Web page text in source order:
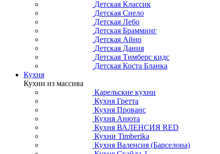
Детская Классик
Детская Сиело
Детская Лебо
Детская Брамминг
Детская Айно
Детская Дания
Детская Тимберс кидс
Детская Коста Бланка
Кухня
Кухни из массива
Карельские кухни
Кухня Гретта
Кухня Прованс
Кухня Анюта
Кухня ВАЛЕНСИЯ RED
Кухни Timberika
Кухня Валенсия (Барселона)